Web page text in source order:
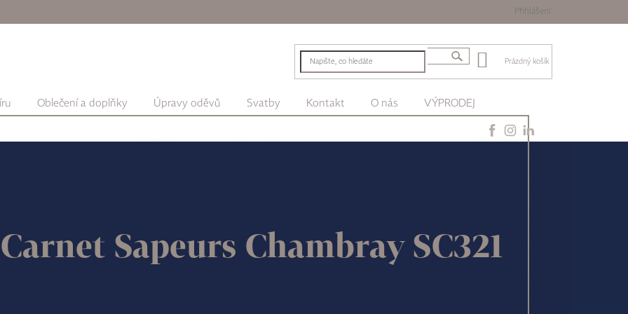
Přihlášení
Prázdný košík
Oblečení a doplňky Úpravy oděvů Svatby Kontakt O nás VÝPRODEJ
Sapeurs Chambray SC321